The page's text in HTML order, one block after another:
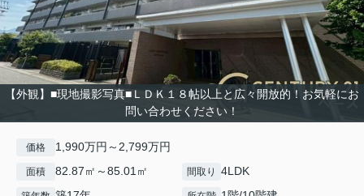
【外観】■現地撮影写真■ＬＤＫ１８帖以上と広々開放的！お気軽にお
問い合わせください！
価格 1,990万円～2,799万円
面積 82.87㎡～85.01㎡ 間取り 4LDK